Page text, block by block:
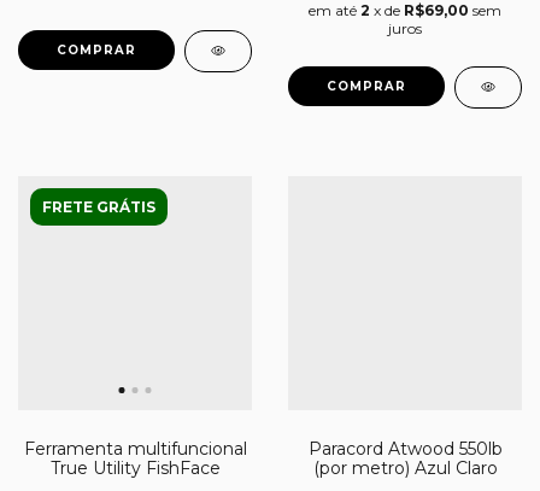
em até 2 x de R$69,00 sem
juros
FRETE GRÁTIS
Ferramenta multifuncional
True Utility FishFace
Paracord Atwood 550lb
(por metro) Azul Claro